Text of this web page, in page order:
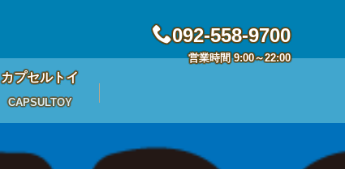
092-558-9700
営業時間 9:00～22:00
カプセルトイ
CAPSULTOY